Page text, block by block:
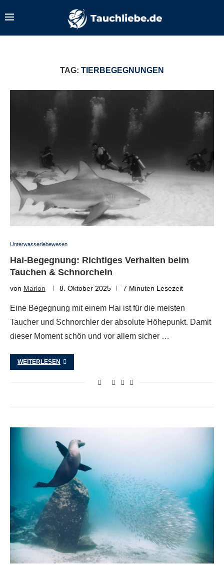
TAG: TIERBEGEGNUNGEN
Unterwasserlebewesen
Hai-Begegnung: Richtiges Verhalten beim
Tauchen & Schnorcheln
von Marlon 8. Oktober 2025 7 Minuten Lesezeit
Eine Begegnung mit einem Hai ist für die meisten
Taucher und Schnorchler der absolute Höhepunkt. Damit
dieser Moment schön und vor allem sicher …
WEITERLESEN